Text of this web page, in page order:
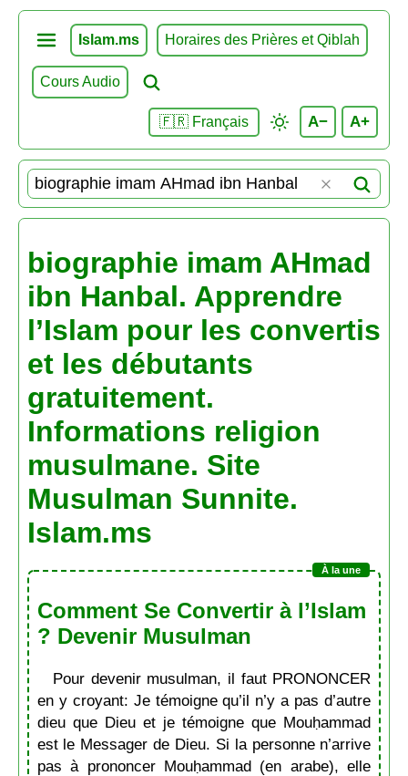
Islam.ms Horaires des Prières et Qiblah
Cours Audio
🇫🇷 Français A− A+
biographie imam AHmad
ibn Hanbal. Apprendre
l’Islam pour les convertis
et les débutants
gratuitement.
Informations religion
musulmane. Site
Musulman Sunnite.
Islam.ms
Comment Se Convertir à l’Islam
? Devenir Musulman
Pour devenir musulman, il faut PRONONCER
en y croyant: Je témoigne qu’il n’y a pas d’autre
dieu que Dieu et je témoigne que Mouḥammad
est le Messager de Dieu. Si la personne n’arrive
pas à prononcer Mouḥammad (en arabe), elle